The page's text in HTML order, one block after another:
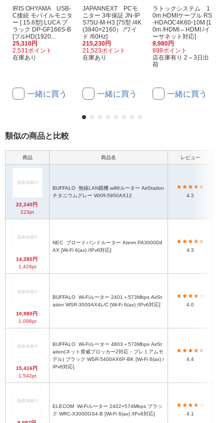
IRIS OHYAMA USB-
C接続 モバイルモニタ
ー [ 15.6型] LUCA ブ
ラック DP-GF166S-B
[フルHD(1920...
25,310円
2,531ポイント
在庫あり
一緒に買う
JAPANNEXT PCモ
ニター 3年保証 JN-IP
S75U-M-H3 [75型 /4K
(3840×2160） /ワイ
ド /60Hz]
215,230円
21,523ポイント
在庫あり
一緒に買う
ラトックシステム 1
0m HDMIケーブル RS
-HDAOC4K60-10M [1
0m /HDMI⇔HDMI /イ
ーサネット対応]
8,980円
898ポイント
店在庫有り 2～3日出
荷
一緒に買う
類似の商品と比較
商品 商品名 レビュー
22,240円
223pt
BUFFALO
チタニウムグレー WXR-5950AX12
4.3
14,280円
1,428pt
NEC
AX [Wi-Fi 6(ax) /IPv6対応]
4.3
10,980円
1,098pt
BUFFALO
ation WSR-3000AX4L/C [Wi-Fi 6(ax) /IPv6対応]
4.0
15,416円
1,542pt
BUFFALO
ation(ネット脅威ブロッカー2対応・プレミアムモ
デル) ブラック WSR-5400AX6P-BK [Wi-Fi 6(ax) /
IPv6対応]
4.4
ELECOM
ク WRC-X3000GS4-B [Wi-Fi 6(ax) /IPv6対応]
4.1